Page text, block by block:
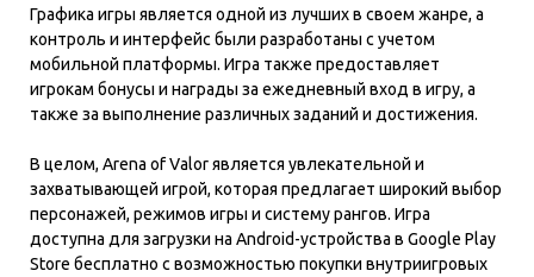
Графика игры является одной из лучших в своем жанре, а
контроль и интерфейс были разработаны с учетом
мобильной платформы. Игра также предоставляет
игрокам бонусы и награды за ежедневный вход в игру, а
также за выполнение различных заданий и достижения.
В целом, Arena of Valor является увлекательной и
захватывающей игрой, которая предлагает широкий выбор
персонажей, режимов игры и систему рангов. Игра
доступна для загрузки на Android-устройства в Google Play
Store бесплатно с возможностью покупки внутриигровых